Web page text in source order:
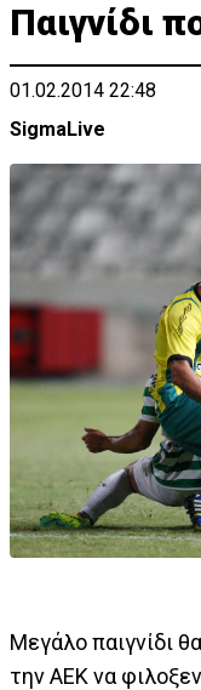
Παιγνίδι
01.02.2014 22:48
SigmaLive
Μεγάλο παιγνίδι
την ΑΕΚ να